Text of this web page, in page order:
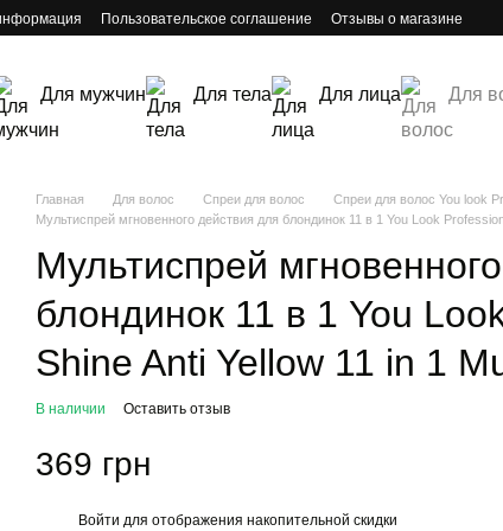
Пользовательское соглашение Отзывы о магазине
Для мужчин Для тела Для лица Для
Главная Для волос Спреи для волос
Спреи для волос You look
Мультиспрей мгновенного действия для блондинок 11 в 1 You Look
Мультиспрей
блондинок 11 в 1 You
Shine Anti Yellow 11 in 1
В наличии Оставить отзыв
369 грн
Войти для отображения накопительной скидки